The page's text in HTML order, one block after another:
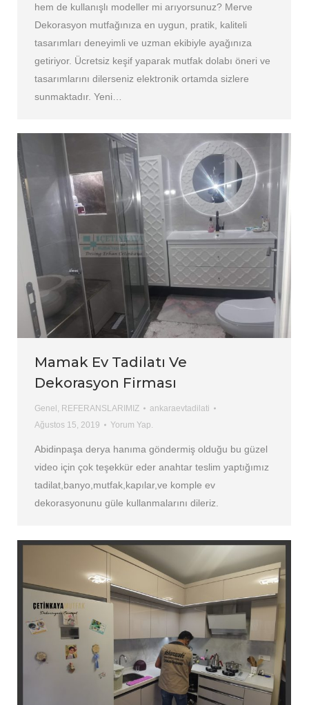
hem de kullanışlı modeller mi arıyorsunuz? Merve
Dekorasyon mutfağınıza en uygun, pratik, kaliteli
tasarımları deneyimli ve uzman ekibiyle ayağınıza
getiriyor. Ücretsiz keşif yaparak mutfak dolabı öneri ve
tasarımlarını dilerseniz elektronik ortamda sizlere
sunmaktadır. Yeni…
Mamak Ev Tadilatı Ve
Dekorasyon Firması
Genel , REFERANSLARIMIZ
ankaraevtadilati
Ağustos 15, 2019
Yorum Yap.
Abidinpaşa derya hanıma göndermiş olduğu bu güzel
video için çok teşekkür eder anahtar teslim yaptığımız
tadilat,banyo,mutfak,kapılar,ve komple ev
dekorasyonunu güle kullanmalarını dileriz.